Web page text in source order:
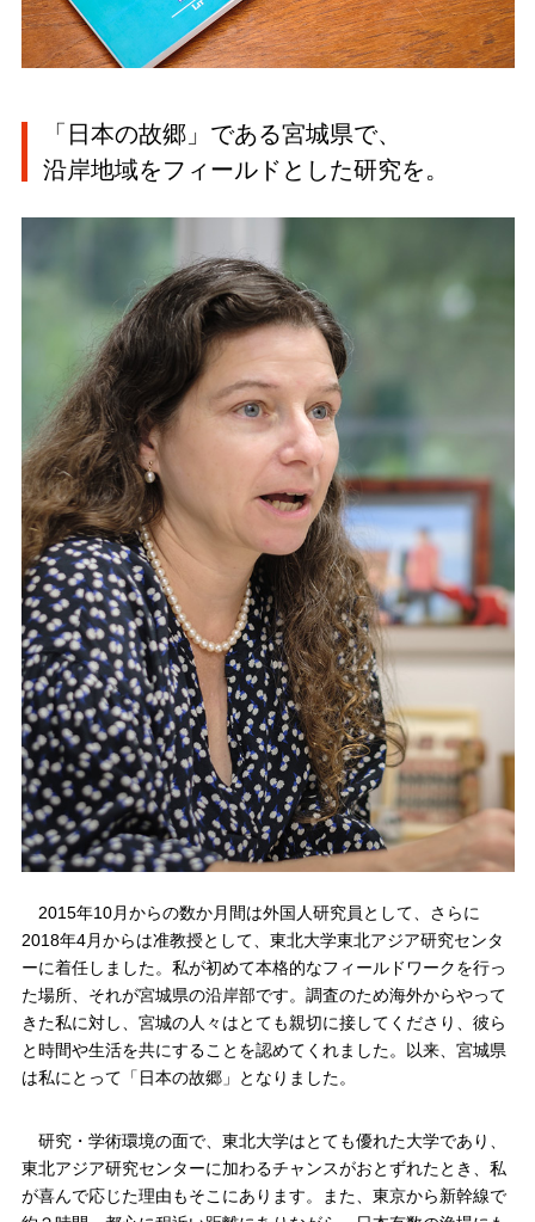
「日本の故郷」である宮城県で、
沿岸地域をフィールドとした研究を。
2015年10月からの数か月間は外国人研究員として、さらに
2018年4月からは准教授として、東北大学東北アジア研究センタ
ーに着任しました。私が初めて本格的なフィールドワークを行っ
た場所、それが宮城県の沿岸部です。調査のため海外からやって
きた私に対し、宮城の人々はとても親切に接してくださり、彼ら
と時間や生活を共にすることを認めてくれました。以来、宮城県
は私にとって「日本の故郷」となりました。
研究・学術環境の面で、東北大学はとても優れた大学であり、
東北アジア研究センターに加わるチャンスがおとずれたとき、私
が喜んで応じた理由もそこにあります。また、東京から新幹線で